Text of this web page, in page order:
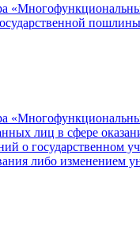
лиц в сфере
о
либо изменением